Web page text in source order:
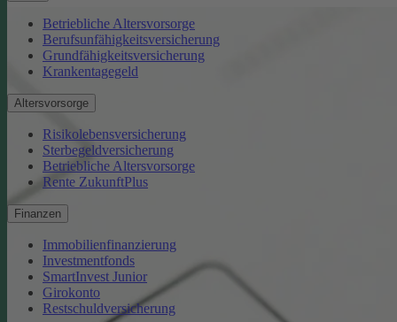
Betriebliche Altersvorsorge
Berufsunfähigkeitsversicherung
Grundfähigkeitsversicherung
Krankentagegeld
Altersvorsorge
Risikolebensversicherung
Sterbegeldversicherung
Betriebliche Altersvorsorge
Rente ZukunftPlus
Finanzen
Immobilienfinanzierung
Investmentfonds
SmartInvest Junior
Girokonto
Restschuldversicherung